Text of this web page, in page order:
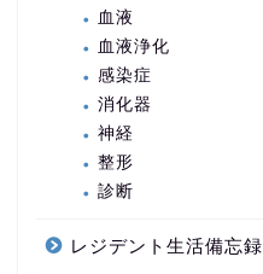
血液
血液浄化
感染症
消化器
神経
整形
診断
レジデント生活備忘録